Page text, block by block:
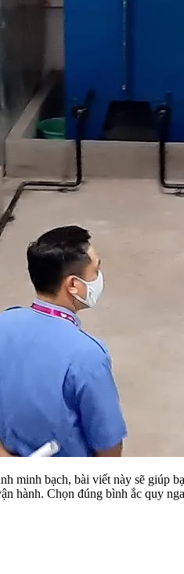
minh bạch, bài viết này sẽ giúp
hành. Chọn đúng bình ắc quy